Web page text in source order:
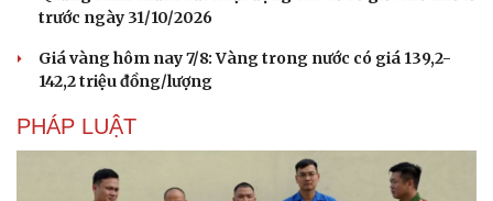
trước ngày 31/10/2026
Giá vàng hôm nay 7/8: Vàng trong nước có giá 139,2-
142,2 triệu đồng/lượng
PHÁP LUẬT